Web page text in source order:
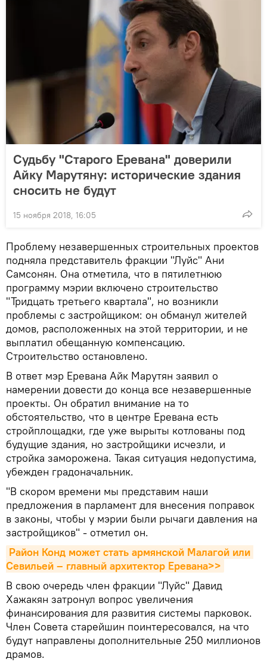
Судьбу "Старого Еревана" доверили
Айку Марутяну: исторические здания
сносить не будут
15 ноября 2018, 16:05
Проблему незавершенных строительных проектов
подняла представитель фракции "Луйс" Ани
Самсонян. Она отметила, что в пятилетнюю
программу мэрии включено строительство
"Тридцать третьего квартала", но возникли
проблемы с застройщиком: он обманул жителей
домов, расположенных на этой территории, и не
выплатил обещанную компенсацию.
Строительство остановлено.
В ответ мэр Еревана Айк Марутян заявил о
намерении довести до конца все незавершенные
проекты. Он обратил внимание на то
обстоятельство, что в центре Еревана есть
стройплощадки, где уже вырыты котлованы под
будущие здания, но застройщики исчезли, и
стройка заморожена. Такая ситуация недопустима,
убежден градоначальник.
"В скором времени мы представим наши
предложения в парламент для внесения поправок
в законы, чтобы у мэрии были рычаги давления на
застройщиков" - отметил он.
Район Конд может стать армянской Малагой или
Севильей – главный архитектор Еревана>>
В свою очередь член фракции "Луйс" Давид
Хажакян затронул вопрос увеличения
финансирования для развития системы парковок.
Член Совета старейшин поинтересовался, на что
будут направлены дополнительные 250 миллионов
драмов.